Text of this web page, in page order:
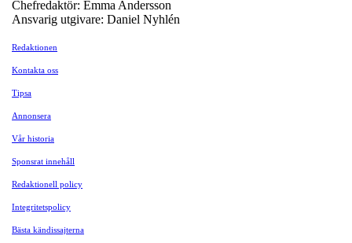
Chefredaktör: Emma Andersson
Ansvarig utgivare: Daniel Nyhlén
Redaktionen
Kontakta oss
Tipsa
Annonsera
Vår historia
Sponsrat innehåll
Redaktionell policy
Integritetspolicy
Bästa kändissajterna